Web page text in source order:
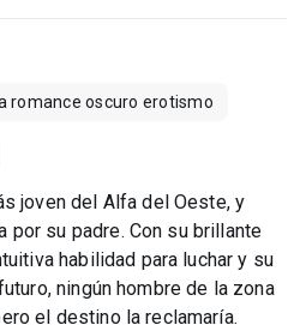
romance oscuro erotismo
joven del Alfa del Oeste, y
por su padre. Con su brillante
habilidad para luchar y su
ningún hombre de la zona
el destino la reclamaría.